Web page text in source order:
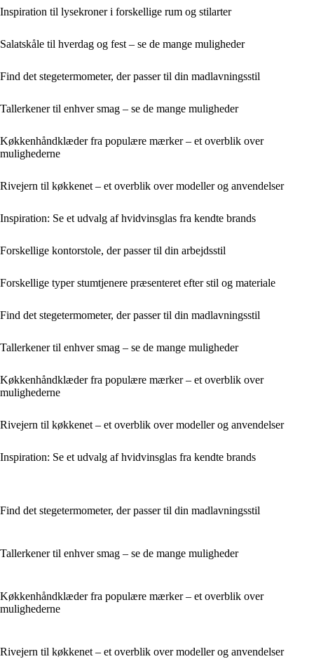
Inspiration til lysekroner i forskellige rum og stilarter
Salatskåle til hverdag og fest – se de mange muligheder
Find det stegetermometer, der passer til din madlavningsstil
Tallerkener til enhver smag – se de mange muligheder
Køkkenhåndklæder fra populære mærker – et overblik over
mulighederne
Rivejern til køkkenet – et overblik over modeller og anvendelser
Inspiration: Se et udvalg af hvidvinsglas fra kendte brands
Forskellige kontorstole, der passer til din arbejdsstil
Forskellige typer stumtjenere præsenteret efter stil og materiale
Find det stegetermometer, der passer til din madlavningsstil
Tallerkener til enhver smag – se de mange muligheder
Køkkenhåndklæder fra populære mærker – et overblik over
mulighederne
Rivejern til køkkenet – et overblik over modeller og anvendelser
Inspiration: Se et udvalg af hvidvinsglas fra kendte brands
Find det stegetermometer, der passer til din madlavningsstil
Tallerkener til enhver smag – se de mange muligheder
Køkkenhåndklæder fra populære mærker – et overblik over
mulighederne
Rivejern til køkkenet – et overblik over modeller og anvendelser